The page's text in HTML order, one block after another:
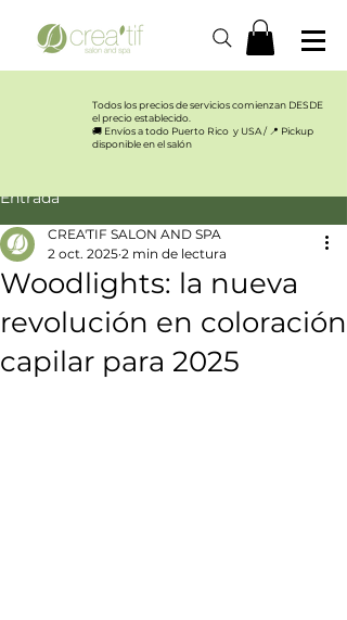
Todos los precios de servicios comienzan DESDE
el precio establecido.​
🚚 Envíos a todo Puerto Rico y USA / 📍 Pickup
disponible en el salón
Entrada
Woodlights: la nueva
revolución en coloración
capilar para 2025
CREA'TIF SALON AND SPA
2 oct. 2025 2 min de lectura